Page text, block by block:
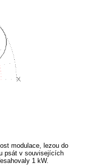
modulace, lezou do
psát v souvisejících
1 kW.